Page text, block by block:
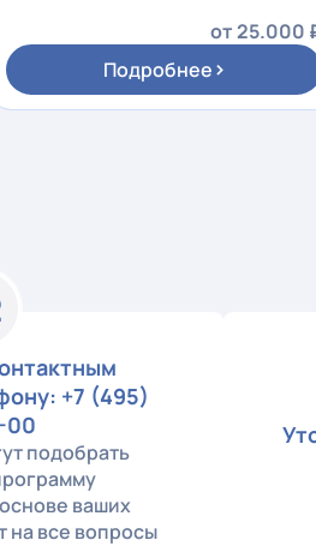
от 25.000
Подробнее›
+7 (495)
00
подобрать
ваших
на все вопросы